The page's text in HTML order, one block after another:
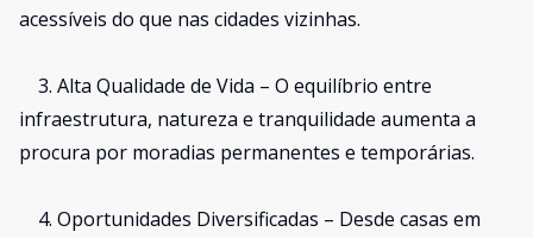
acessíveis do que nas cidades vizinhas.
3. Alta Qualidade de Vida – O equilíbrio entre
infraestrutura, natureza e tranquilidade aumenta a
procura por moradias permanentes e temporárias.
4. Oportunidades Diversificadas – Desde casas em